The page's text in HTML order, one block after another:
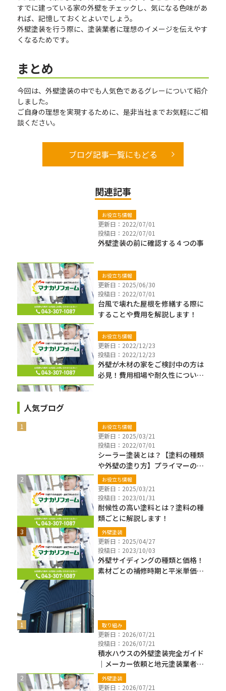
すでに建っている家の外壁をチェックし、気になる色味があ
れば、記憶しておくとよいでしょう。
外壁塗装を行う際に、塗装業者に理想のイメージを伝えやす
くなるためです。
まとめ
今回は、外壁塗装の中でも人気色であるグレーについて紹介
しました。
ご自身の理想を実現するために、是非当社までお気軽にご相
談ください。
ブログ記事一覧にもどる
関連記事
お役立ち情報
更新日：2022/07/01
投稿日：2022/07/01
外壁塗装の前に確認する４つの事
お役立ち情報
更新日：2025/06/30
投稿日：2022/07/01
台風で壊れた屋根を修繕する際に
することや費用を解説します！
お役立ち情報
更新日：2022/12/23
投稿日：2022/12/23
外壁が木材の家をご検討中の方は
必見！費用相場や耐久性について
人気ブログ
お役立ち情報
更新日：2025/03/21
投稿日：2022/07/01
シーラー塗装とは？【塗料の種類
や外壁の塗り方】プライマーの違
いも解説
お役立ち情報
更新日：2025/03/21
投稿日：2023/01/31
耐候性の高い塗料とは？塗料の種
類ごとに解説します！
外壁塗装
更新日：2025/04/27
投稿日：2023/10/03
外壁サイディングの種類と価格！
素材ごとの補修時期と平米単価も
新着ブログ
取り組み
更新日：2026/07/21
投稿日：2026/07/21
積水ハウスの外壁塗装完全ガイド
｜メーカー依頼と地元塗装業者の
違い・費用・保証確認【千葉県】
外壁塗装
更新日：2026/07/21